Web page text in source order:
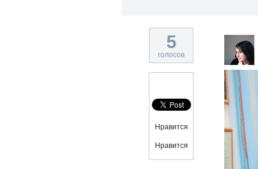
5
голосов
Нравится
Нравится